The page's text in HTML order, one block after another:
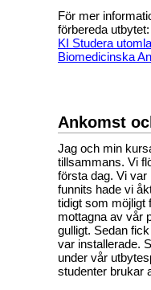
För mer
förbereda utbytet:
KI Studera
Biomedicinska
Ankomst
Jag och min
tillsammans. Vi
första dag. Vi var
funnits hade vi
tidigt som möjligt
mottagna av vår
gulligt. Sedan
var installerade.
under vår
studenter brukar